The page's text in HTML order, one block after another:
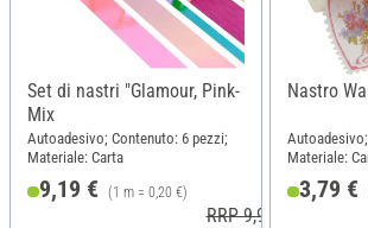
Set di nastri "Glamour, Pink-
Mix
Autoadesivo; Contenuto: 6 pezzi;
Materiale: Carta
9,19 € (1 m = 0,20 €)
RRP 9,99 €
Nastro
Materiale:
3,79 €